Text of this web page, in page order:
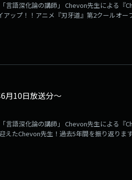
語深化論の講師」 Chevon先生による『
ップ！！アニメ『刃牙道』第2クールオー
時間が足りず、PODCAST・・・一向にか
LOCKS!のメールフォーム】まで！
月10日放送分〜
語深化論の講師」 Chevon先生による『
えたChevon先生！過去5年間を振り返りま
ム】まで！